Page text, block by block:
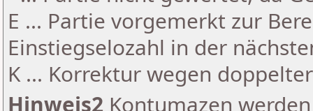
E ... Partie vorgemerkt zur
Einstiegselozahl in der
K ... Korrektur wegen
Hinweis2 Kontumazen